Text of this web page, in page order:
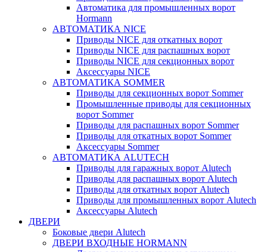
Автоматика для промышленных ворот
Hormann
АВТОМАТИКА NICE
Приводы NICE для откатных ворот
Приводы NICE для распашных ворот
Приводы NICE для секционных ворот
Аксессуары NICE
АВТОМАТИКА SOMMER
Приводы для секционных ворот Sommer
Промышленные приводы для секционных
ворот Sommer
Приводы для распашных ворот Sommer
Приводы для откатных ворот Sommer
Аксессуары Sommer
АВТОМАТИКА ALUTECH
Приводы для гаражных ворот Alutech
Приводы для распашных ворот Alutech
Приводы для откатных ворот Alutech
Приводы для промышленных ворот Alutech
Аксессуары Alutech
ДВЕРИ
Боковые двери Alutech
ДВЕРИ ВХОДНЫЕ HORMANN